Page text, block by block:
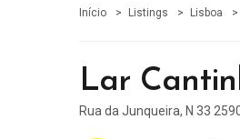
Início Listings Lisboa
Lar
Rua da Junqueira, N 33